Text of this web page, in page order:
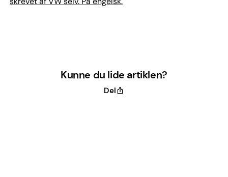
Kunne du lide artiklen?
Del